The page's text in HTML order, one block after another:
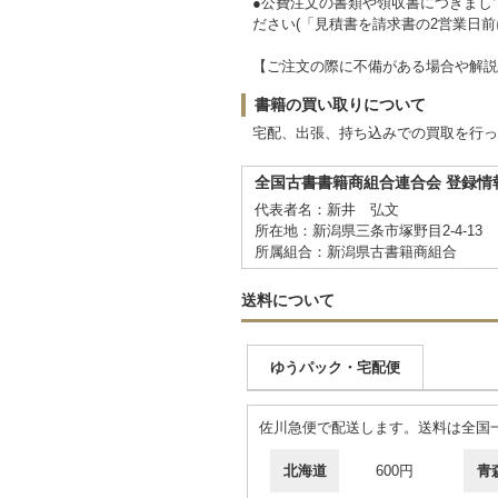
ださい(「見積書を請求書の2営業日
【ご注文の際に不備がある場合や解
書籍の買い取りについて
宅配、出張、持ち込みでの買取を行
全国古書書籍商組合連合会 登録情
代表者名：新井 弘文
所在地：新潟県三条市塚野目2-4-13
所属組合：新潟県古書籍商組合
送料について
ゆうパック・宅配便
佐川急便で配送します。送料は全国
北海道 600円 青